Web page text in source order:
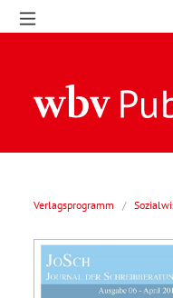
Verlagsprogramm /